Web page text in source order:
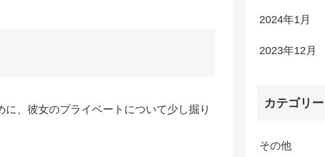
、彼女のプライベートについて少し掘り
2024年1月
2023年12月
カテゴリー
その他